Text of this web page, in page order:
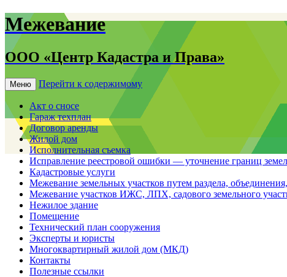
Межевание
ООО «Центр Кадастра и Права»
Меню Перейти к содержимому
Акт о сносе
Гараж техплан
Договор аренды
Жилой дом
Исполнительная съемка
Исправление реестровой ошибки — уточнение границ
Кадастровые услуги
Межевание земельных участков путем раздела,
Межевание участков ИЖС, ЛПХ, садового земельного
Нежилое здание
Помещение
Технический план сооружения
Эксперты и юристы
Многоквартирный жилой дом (МКД)
Контакты
Полезные ссылки